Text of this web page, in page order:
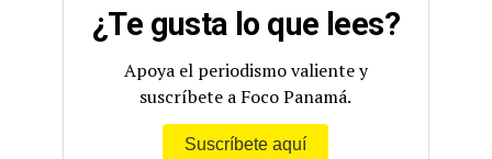
¿Te gusta lo que lees?
Apoya el periodismo valiente y
suscríbete a Foco Panamá.
Suscríbete aquí